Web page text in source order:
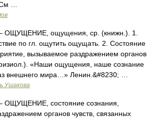
…
ОЩУЩЕНИЕ, ощущения, ср. (книжн.). 1.
по гл. ощутить ощущать. 2. Состояние
вызываемое раздражением органов
«Наши ощущения, наше сознание
внешнего мира…» Ленин.&#8230; …
Ушакова
ОЩУЩЕНИЕ, состояние сознания,
органов чувств, связанных